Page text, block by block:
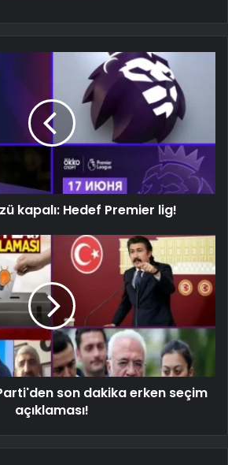
kapalı: Hedef Premier lig!
son dakika erken seçim
açıklaması!